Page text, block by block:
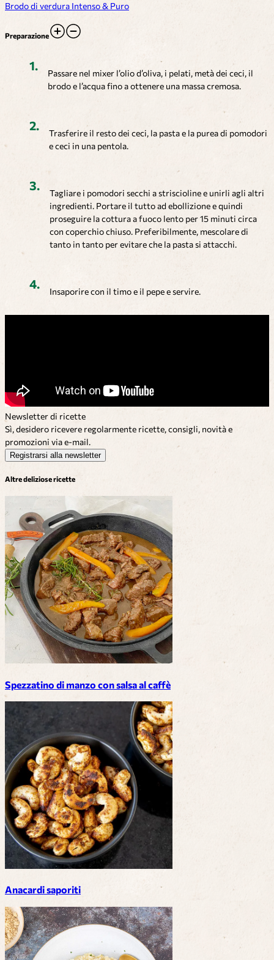
Brodo di verdura Intenso & Puro
Preparazione
Passare nel mixer l’olio d’oliva, i pelati, metà dei ceci, il
brodo e l’acqua fino a ottenere una massa cremosa.
Trasferire il resto dei ceci, la pasta e la purea di pomodori
e ceci in una pentola.
Tagliare i pomodori secchi a striscioline e unirli agli altri
ingredienti. Portare il tutto ad ebollizione e quindi
proseguire la cottura a fuoco lento per 15 minuti circa
con coperchio chiuso. Preferibilmente, mescolare di
tanto in tanto per evitare che la pasta si attacchi.
Insaporire con il timo e il pepe e servire.
Newsletter di ricette
Sì, desidero ricevere regolarmente ricette, consigli, novità e
promozioni via e-mail.
Registrarsi alla newsletter
Altre deliziose ricette
Spezzatino di manzo con salsa al caffè
Anacardi saporiti